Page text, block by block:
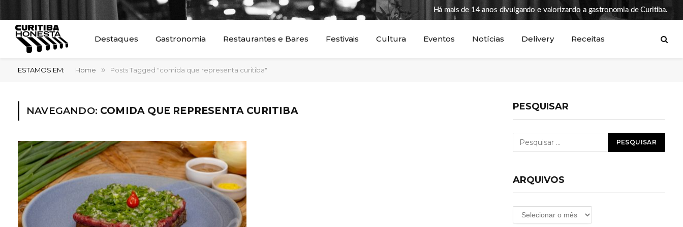
Há mais de 14 anos divulgando e valorizando a gastronomia de Curitiba.
Destaques Gastronomia Restaurantes e Bares Festivais Cultura Eventos Notícias Delivery Receitas
ESTAMOS EM: Home » Posts Tagged "comida que representa curitiba"
NAVEGANDO: COMIDA QUE REPRESENTA CURITIBA PESQUISAR
ARQUIVOS
Arquivos